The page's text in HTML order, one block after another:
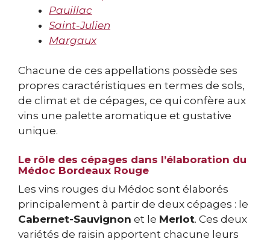
Pauillac
Saint-Julien
Margaux
Chacune de ces appellations possède ses
propres caractéristiques en termes de sols,
de climat et de cépages, ce qui confère aux
vins une palette aromatique et gustative
unique.
Le rôle des cépages dans l’élaboration du
Médoc Bordeaux Rouge
Les vins rouges du Médoc sont élaborés
principalement à partir de deux cépages : le
Cabernet-Sauvignon et le Merlot. Ces deux
variétés de raisin apportent chacune leurs